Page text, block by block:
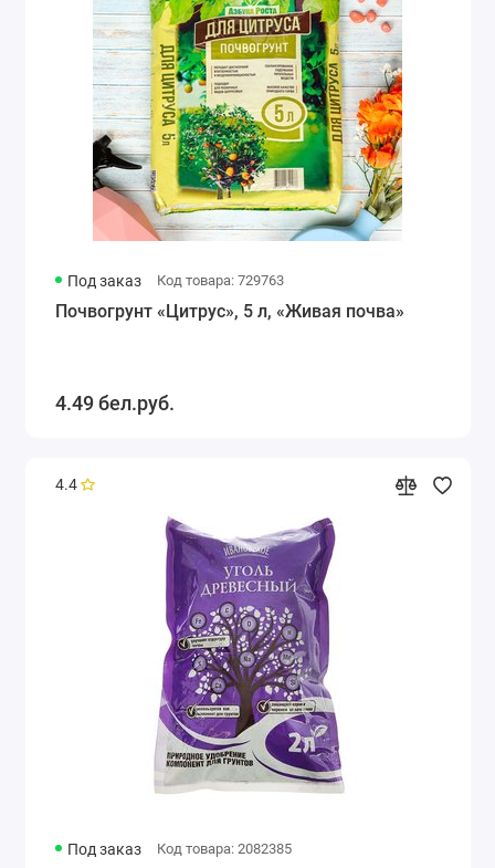
Под заказ Код товара: 729763
Почвогрунт «Цитрус», 5 л, «Живая почва»
4.49 бел.руб.
4.4
Под заказ Код товара: 2082385